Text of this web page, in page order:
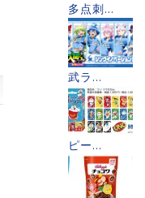
多点刺...
武ラ...
ピー...